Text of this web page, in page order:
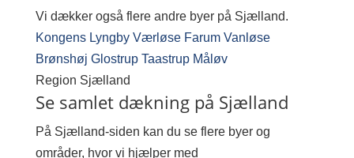
Vi dækker også flere andre byer på Sjælland.
Kongens Lyngby Værløse Farum Vanløse
Brønshøj Glostrup Taastrup Måløv
Region Sjælland
Se samlet dækning på Sjælland
På Sjælland-siden kan du se flere byer og
områder, hvor vi hjælper med